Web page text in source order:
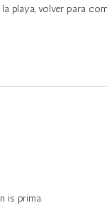
playa, volver para
is prima.